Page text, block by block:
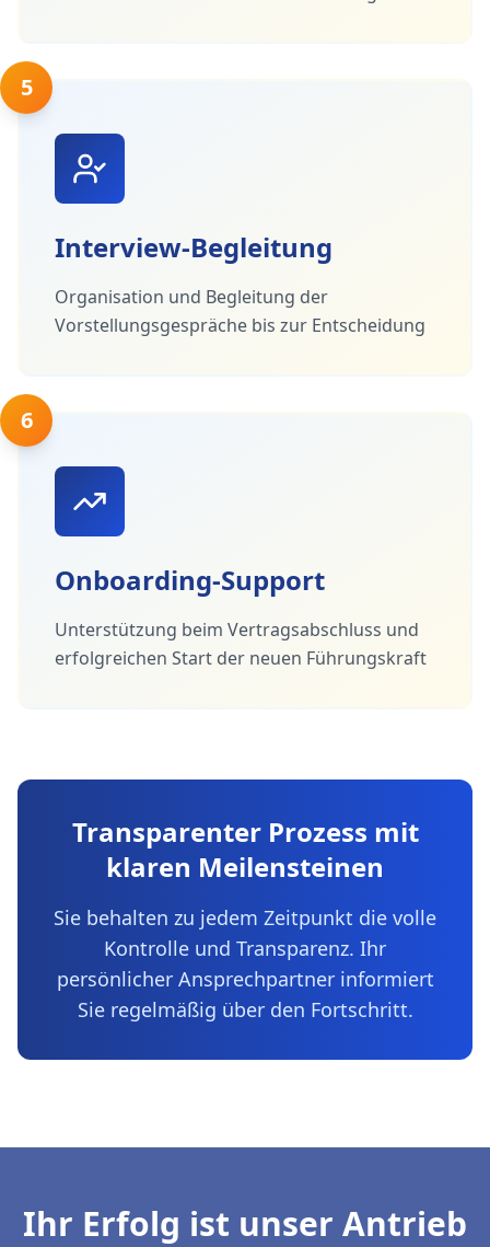
5
Interview-Begleitung
Organisation und Begleitung der
Vorstellungsgespräche bis zur Entscheidung
6
Onboarding-Support
Unterstützung beim Vertragsabschluss und
erfolgreichen Start der neuen Führungskraft
Transparenter Prozess mit
klaren Meilensteinen
Sie behalten zu jedem Zeitpunkt die volle
Kontrolle und Transparenz. Ihr
persönlicher Ansprechpartner informiert
Sie regelmäßig über den Fortschritt.
Ihr Erfolg ist unser Antrieb